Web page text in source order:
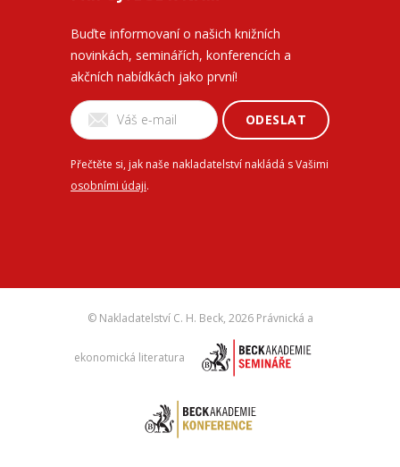
Buďte informovaní o našich knižních
novinkách, seminářích, konferencích a
akčních nabídkách jako první!
ODESLAT
Přečtěte si, jak naše nakladatelství nakládá s Vašimi
osobními údaji.
© Nakladatelství C. H. Beck, 2026 Právnická a
ekonomická literatura